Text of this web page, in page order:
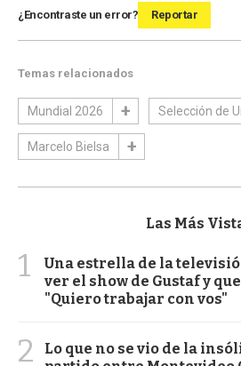
¿Encontraste un error? Reportar
Temas relacionados
Mundial 2026 Selección de
Marcelo Bielsa
Las Más
1
Una estrella de la
ver el show de Gustaf y
"Quiero trabajar con vos"
2
Lo que no se vio de la